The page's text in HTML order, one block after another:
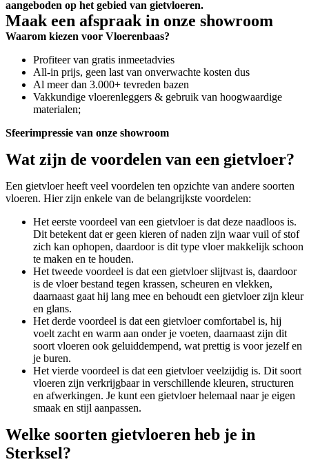
aangeboden op het gebied van gietvloeren.
Maak een afspraak in onze showroom
Waarom kiezen voor Vloerenbaas?
Profiteer van gratis inmeetadvies
All-in prijs, geen last van onverwachte kosten dus
Al meer dan 3.000+ tevreden bazen
Vakkundige vloerenleggers & gebruik van hoogwaardige
materialen;
Sfeerimpressie van onze showroom
Wat zijn de voordelen van een gietvloer?
Een gietvloer heeft veel voordelen ten opzichte van andere soorten
vloeren. Hier zijn enkele van de belangrijkste voordelen:
Het eerste voordeel van een gietvloer is dat deze naadloos is.
Dit betekent dat er geen kieren of naden zijn waar vuil of stof
zich kan ophopen, daardoor is dit type vloer makkelijk schoon
te maken en te houden.
Het tweede voordeel is dat een gietvloer slijtvast is, daardoor
is de vloer bestand tegen krassen, scheuren en vlekken,
daarnaast gaat hij lang mee en behoudt een gietvloer zijn kleur
en glans.
Het derde voordeel is dat een gietvloer comfortabel is, hij
voelt zacht en warm aan onder je voeten, daarnaast zijn dit
soort vloeren ook geluiddempend, wat prettig is voor jezelf en
je buren.
Het vierde voordeel is dat een gietvloer veelzijdig is. Dit soort
vloeren zijn verkrijgbaar in verschillende kleuren, structuren
en afwerkingen. Je kunt een gietvloer helemaal naar je eigen
smaak en stijl aanpassen.
Welke soorten gietvloeren heb je in
Sterksel?